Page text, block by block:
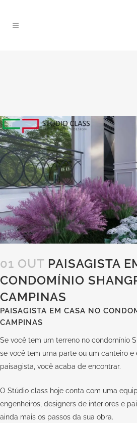
01 OUT PAISAGISTA
CONDOMÍNIO
CAMPINAS
PAISAGISTA EM CASA NO
CAMPINAS
Se você tem um terreno no condomínio
se você tem uma parte ou um canteiro e
paisagista, você acaba de encontrar.
O Stúdio class hoje conta com uma
engenheiros, designers de interiores e
ainda mais os passos da sua obra.